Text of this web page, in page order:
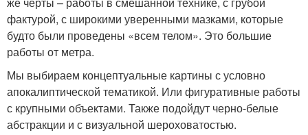
фактурой, с широкими уверенными мазками, которые
будто были проведены «всем телом». Это большие
работы от метра.
Мы выбираем концептуальные картины с условно
апокалиптической тематикой. Или фигуративные работы
с крупными объектами. Также подойдут черно-белые
абстракции и с визуальной шероховатостью.